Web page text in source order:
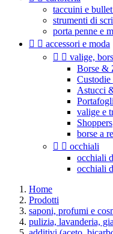
taccuini e
strumenti di
porta penne e
  accessori e moda
  valige,
Borse &
Custodie
Astucci
valige e
Shoppers
borse a
  occhiali
occhiali
occhiali
Home
Prodotti
saponi, profumi e
pulizia, lavanderia,